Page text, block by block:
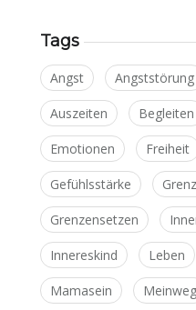
Tags
Angst Angststörung
Auszeiten Begleiten
Emotionen Freiheit
Gefühlsstärke
Grenzensetzen
Innereskind Leben
Mamasein Meinweg